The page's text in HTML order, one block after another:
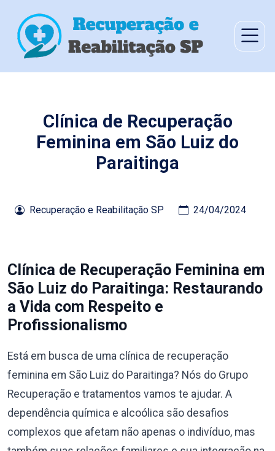
Clínica de Recuperação
Feminina em São Luiz do
Paraitinga
Recuperação e Reabilitação SP 24/04/2024
Clínica de Recuperação Feminina em
São Luiz do Paraitinga: Restaurando
a Vida com Respeito e
Profissionalismo
Está em busca de uma clínica de recuperação
feminina em São Luiz do Paraitinga? Nós do Grupo
Recuperação e tratamentos vamos te ajudar. A
dependência química e alcoólica são desafios
complexos que afetam não apenas o indivíduo, mas